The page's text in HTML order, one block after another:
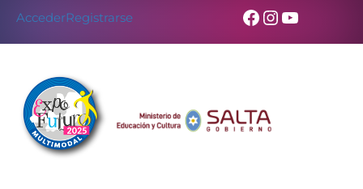
AccederRegistrarse Facebook
Instagram
YouTube